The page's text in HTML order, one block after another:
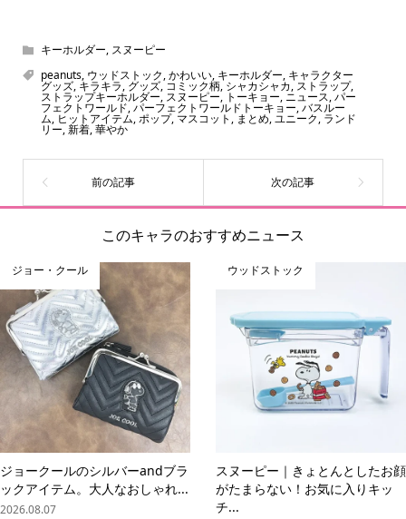
キーホルダー, スヌーピー
peanuts, ウッドストック,かわいい, キーホルダー, キャラクター
グッズ, キラキラ, グッズ,コミック柄,シャカシャカ,ストラップ,
ストラップキーホルダー, スヌーピー, トーキョー, ニュース,パー
フェクトワールド,パーフェクトワールドトーキョー,バスルー
ム, ヒットアイテム,ポップ, マスコット ,まとめ,ユニーク, ランド
リー,新着,華やか
このキャラのおすすめニュース
ジョー・クール
ジョークールのシルバーandブラ
ックアイテム。大人なおしゃれ...
2026.08.07
ウッドストック
スヌーピー｜きょとんとしたお顔
がたまらない！お気に入りキッ
チ...